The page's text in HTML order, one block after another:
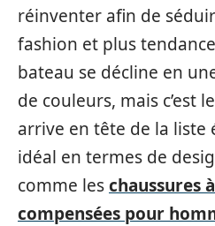
réinventer afin de
fashion et plus
bateau se décline en
de couleurs, mais c’est
arrive en tête de la liste
idéal en termes de
comme leschaussures
compensées pour